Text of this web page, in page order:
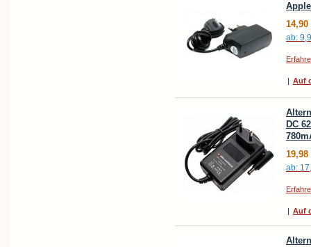
14,90
ab:
| Auf
DC
19,98
ab:
| Auf